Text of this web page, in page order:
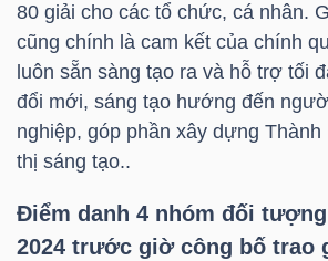
80 giải cho các tổ chức, cá nhân.
cũng chính là cam kết của chính
luôn sẵn sàng tạo ra và hỗ trợ tối
đổi mới, sáng tạo hướng đến
nghiệp, góp phần xây dựng
thị sáng tạo..
Điểm danh 4 nhóm đối
2024 trước giờ công bố trao
HÀNG
HÓA
KINH